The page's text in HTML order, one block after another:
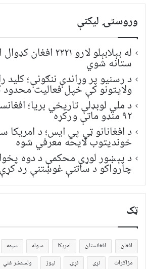
وروستۍ ليکنې
له بېلابېلو لارو ۲۲۲۱
ستانه شوي
د رسنیو پر وړاندې ننګونې؛ کلید
ولایتونو کې خپل فعالیت محدود
د ملي لوبډلې تاریخي بریا؛
۹۲ منډو ماتې ورکړه
د افغانانو ټي پي ایس؛ د
خونديتوب لایحه معرفي شوه
د پېښور لوړې محکمې د دوه
چارواکو د ساتنې غوښتنې رد کړې
ټک
افغان افغانستان امریکا سوله سیمه
مزاکرات
نړی نړۍ نیوز ولسمشر غني